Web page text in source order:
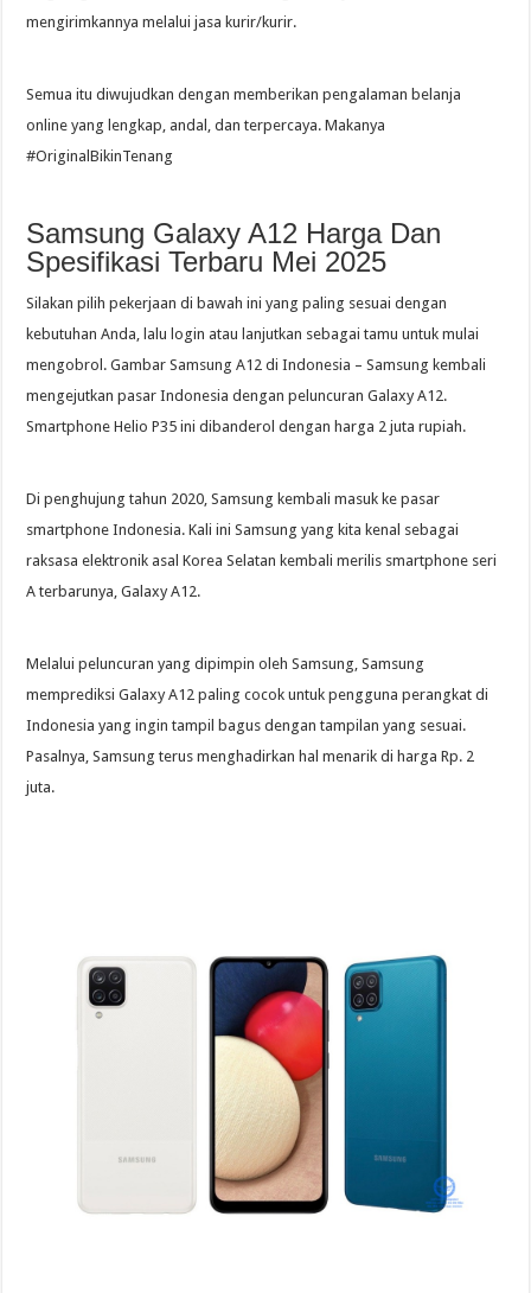
mengirimkannya melalui jasa kurir/kurir.
Semua itu diwujudkan dengan memberikan pengalaman belanja
online yang lengkap, andal, dan terpercaya. Makanya
#OriginalBikinTenang
Samsung Galaxy A12 Harga Dan
Spesifikasi Terbaru Mei 2025
Silakan pilih pekerjaan di bawah ini yang paling sesuai dengan
kebutuhan Anda, lalu login atau lanjutkan sebagai tamu untuk mulai
mengobrol. Gambar Samsung A12 di Indonesia – Samsung kembali
mengejutkan pasar Indonesia dengan peluncuran Galaxy A12.
Smartphone Helio P35 ini dibanderol dengan harga 2 juta rupiah.
Di penghujung tahun 2020, Samsung kembali masuk ke pasar
smartphone Indonesia. Kali ini Samsung yang kita kenal sebagai
raksasa elektronik asal Korea Selatan kembali merilis smartphone seri
A terbarunya, Galaxy A12.
Melalui peluncuran yang dipimpin oleh Samsung, Samsung
memprediksi Galaxy A12 paling cocok untuk pengguna perangkat di
Indonesia yang ingin tampil bagus dengan tampilan yang sesuai.
Pasalnya, Samsung terus menghadirkan hal menarik di harga Rp. 2
juta.